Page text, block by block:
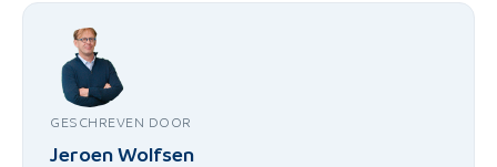
GESCHREVEN DOOR
Jeroen Wolfsen